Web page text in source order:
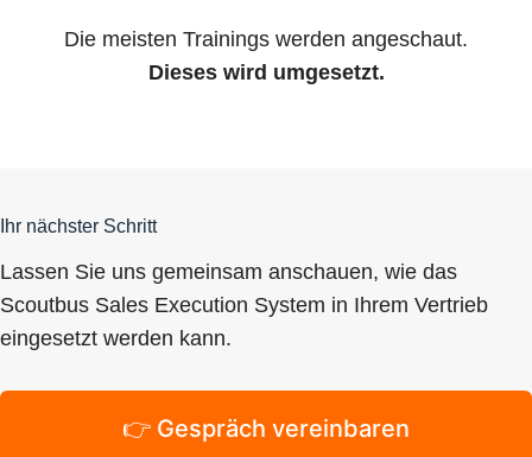
Die meisten Trainings werden angeschaut.
Dieses wird umgesetzt.
Ihr nächster Schritt
Lassen Sie uns gemeinsam anschauen, wie das
Scoutbus Sales Execution System in Ihrem Vertrieb
eingesetzt werden kann.
👉 Gespräch vereinbaren